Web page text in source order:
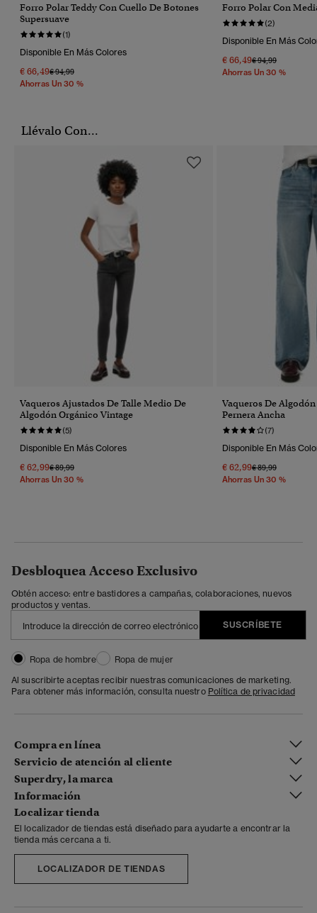
Forro Polar Teddy Con Cuello De Botones
Supersuave
(1)
Disponible En Más Colores
€ 66,49Precio Rebajado De
€ 94,99A
Ahorras Un 30 %
Forro Polar Con
(2)
Disponible En Más
€ 66,49Precio Rebajado
€ 94,99A
Ahorras Un 30 %
Llévalo Con...
Vaqueros Ajustados De Talle Medio De
Algodón Orgánico Vintage
(5)
Disponible En Más Colores
€ 62,99Precio Rebajado De
€ 89,99A
Ahorras Un 30 %
Vaqueros De
Pernera Ancha
(7)
Disponible En Más
€ 62,99Precio Rebajado
€ 89,99A
Ahorras Un 30 %
Desbloquea Acceso Exclusivo
Obtén acceso: entre bastidores a campañas, colaboraciones, nuevos
productos y ventas.
SUSCRÍBETE
Ropa de hombre
Ropa de mujer
Al suscribirte aceptas recibir nuestras comunicaciones de marketing.
Para obtener más información, consulta nuestro Política de privacidad
Compra en línea
Servicio de atención al cliente
Superdry, la marca
Información
Localizar tienda
El localizador de tiendas está diseñado para ayudarte a encontrar la
tienda más cercana a ti.
LOCALIZADOR DE TIENDAS